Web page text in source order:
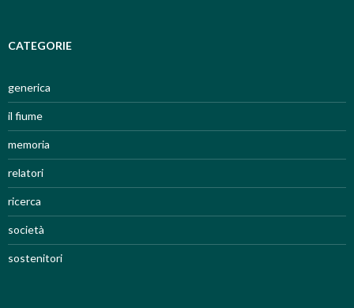
CATEGORIE
generica
il fiume
memoria
relatori
ricerca
società
sostenitori